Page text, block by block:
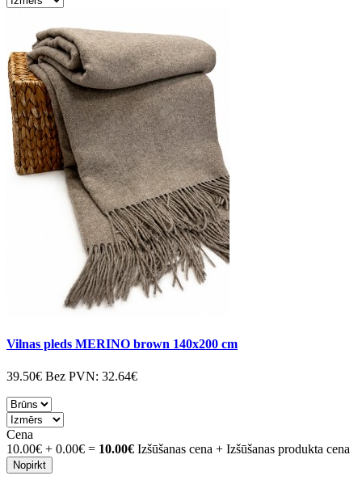
Vilnas pleds MERINO brown 140x200 cm
39.50€ Bez PVN: 32.64€
Cena
10.00€ + 0.00€ = 10.00€ Izšūšanas cena + Izšūšanas produkta cena
Nopirkt